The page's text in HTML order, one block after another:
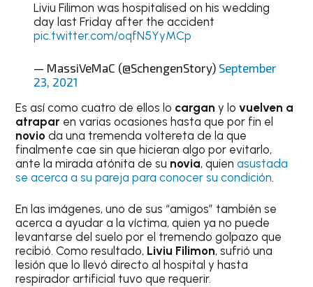
Liviu Filimon was hospitalised on his wedding
day last Friday after the accident
pic.twitter.com/oqfN5YyMCp
— MassiVeMaC (@SchengenStory) September
23, 2021
Es así como cuatro de ellos lo cargany lovuelven a
atrapar en varias ocasiones hasta que por fin el
novioda una tremenda voltereta de la que
finalmente cae sin que hicieran algo por evitarlo,
ante la mirada atónita de su novia, quienasustada
se acerca a su pareja para conocer su condición.
En las imágenes, uno de sus “amigos” también se
acerca a ayudar a la víctima, quien ya no puede
levantarse del suelo por el tremendo golpazo que
recibió. Como resultado, Liviu Filimon, sufrió una
lesión que lo llevó directo al hospital y hasta
respirador artificial tuvo que requerir.